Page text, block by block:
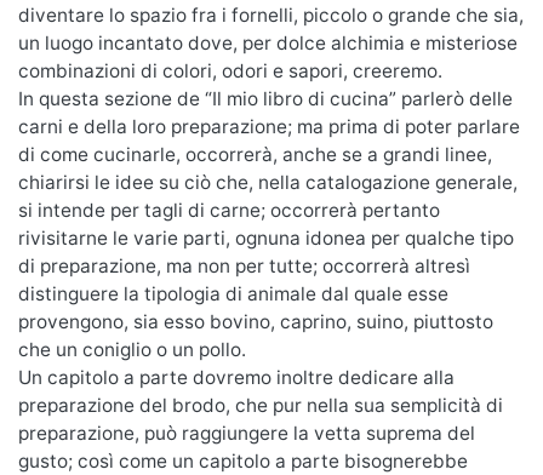
diventare lo spazio fra i fornelli, piccolo o grande che sia,
un luogo incantato dove, per dolce alchimia e misteriose
combinazioni di colori, odori e sapori, creeremo.
In questa sezione de “Il mio libro di cucina” parlerò delle
carni e della loro preparazione; ma prima di poter parlare
di come cucinarle, occorrerà, anche se a grandi linee,
chiarirsi le idee su ciò che, nella catalogazione generale,
si intende per tagli di carne; occorrerà pertanto
rivisitarne le varie parti, ognuna idonea per qualche tipo
di preparazione, ma non per tutte; occorrerà altresì
distinguere la tipologia di animale dal quale esse
provengono, sia esso bovino, caprino, suino, piuttosto
che un coniglio o un pollo.
Un capitolo a parte dovremo inoltre dedicare alla
preparazione del brodo, che pur nella sua semplicità di
preparazione, può raggiungere la vetta suprema del
gusto; così come un capitolo a parte bisognerebbe